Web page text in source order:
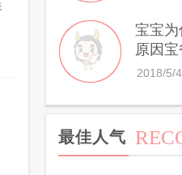
宝宝
原因
2018/5/4
最佳人气